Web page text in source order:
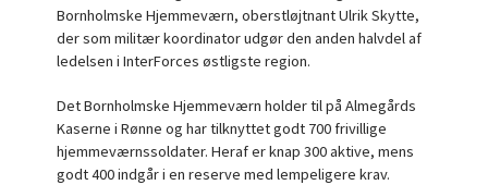
Bornholmske Hjemmeværn, oberstløjtnant Ulrik Skytte,
der som militær koordinator udgør den anden halvdel af
ledelsen i InterForces østligste region.
Det Bornholmske Hjemmeværn holder til på Almegårds
Kaserne i Rønne og har tilknyttet godt 700 frivillige
hjemmeværnssoldater. Heraf er knap 300 aktive, mens
godt 400 indgår i en reserve med lempeligere krav.